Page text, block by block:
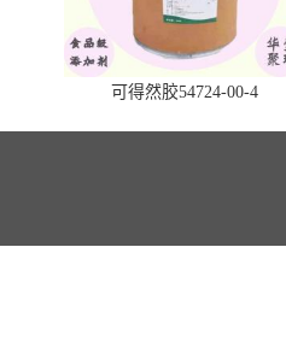
可得然胶54724-00-4